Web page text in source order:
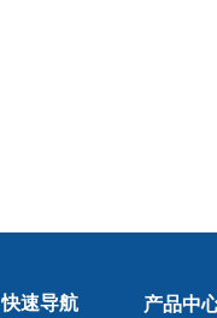
快速导航 产品中